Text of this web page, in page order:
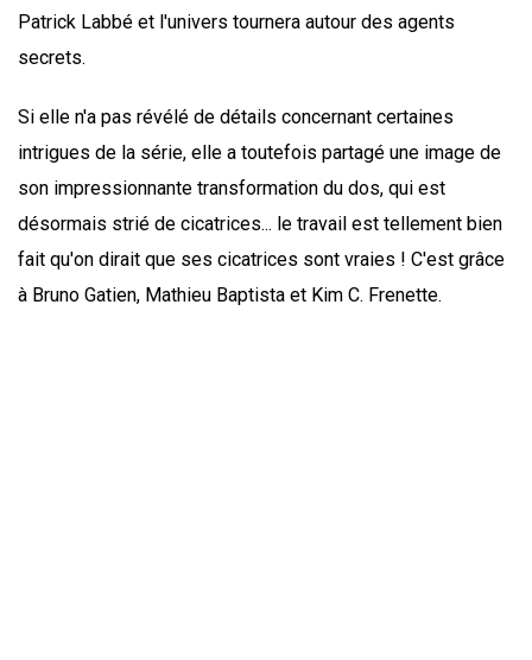
Patrick Labbé et l'univers tournera autour des agents
secrets.
Si elle n'a pas révélé de détails concernant certaines
intrigues de la série, elle a toutefois partagé une image de
son impressionnante transformation du dos, qui est
désormais strié de cicatrices... le travail est tellement bien
fait qu'on dirait que ses cicatrices sont vraies ! C'est grâce
à Bruno Gatien, Mathieu Baptista et Kim C. Frenette.